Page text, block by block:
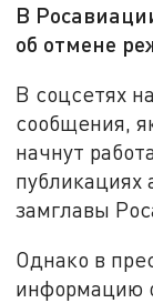
В
об отмене
В соцсетях
сообщения,
начнут
публикациях
замглавы
Однако в
информацию